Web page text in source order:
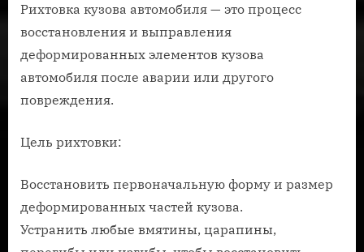
Рихтовка кузова автомобиля — это процесс
восстановления и выправления
деформированных элементов кузова
автомобиля после аварии или другого
повреждения.
Цель рихтовки:
Восстановить первоначальную форму и размер
деформированных частей кузова.
Устранить любые вмятины, царапины,